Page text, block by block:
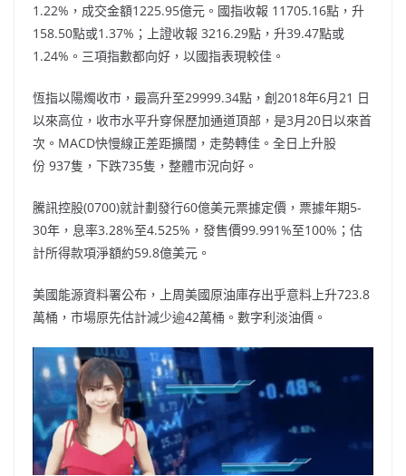
1.22%，成交金額1225.95億元。國指收報 11705.16點，升
158.50點或1.37%；上證收報 3216.29點，升39.47點或
1.24%。三項指數都向好，以國指表現較佳。
恆指以陽燭收市，最高升至29999.34點，創2018年6月21 日
以來高位，收市水平升穿保歷加通道頂部，是3月20日以來首
次。MACD快慢線正差距擴闊，走勢轉佳。全日上升股
份 937隻，下跌735隻，整體市況向好。
騰訊控股(0700)就計劃發行60億美元票據定價，票據年期5-
30年，息率3.28%至4.525%，發售價99.991%至100%；估
計所得款項淨額約59.8億美元。
美國能源資料署公布，上周美國原油庫存出乎意料上升723.8
萬桶，市場原先估計減少逾42萬桶。數字利淡油價。